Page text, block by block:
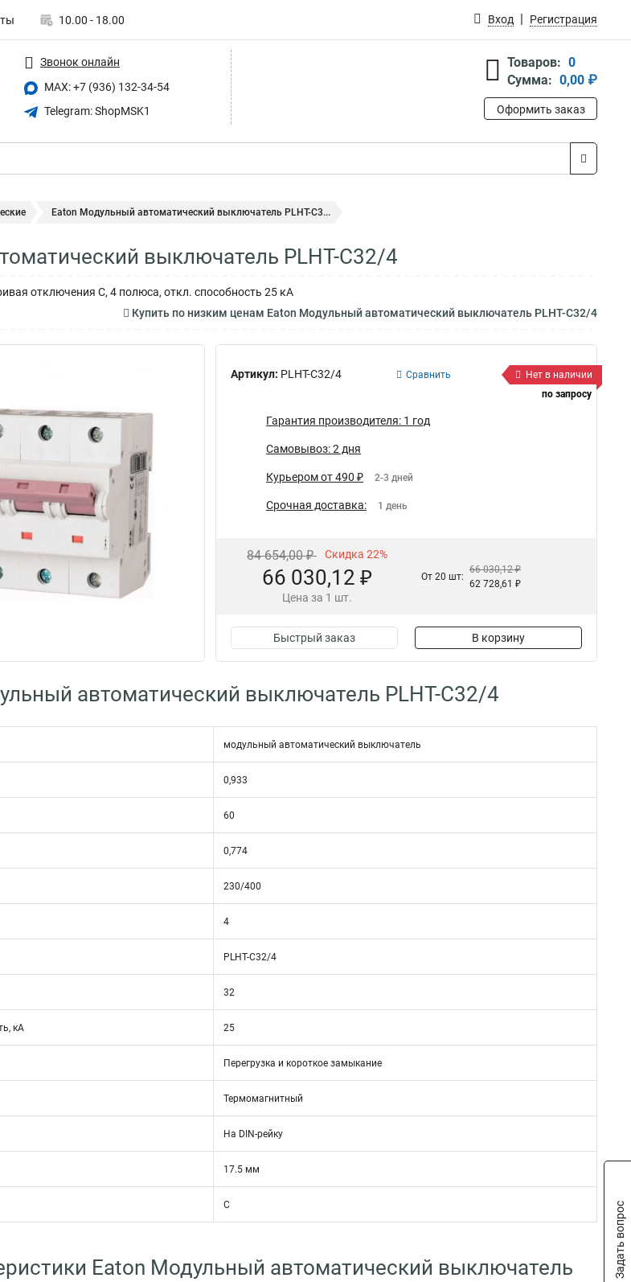
10.00 - 18.00 Вход Регистрация
Звонок онлайн
MAX: +7 (936) 132-34-54
Telegram: ShopMSK1
Товаров: 0
Сумма: 0,00 ₽
Оформить заказ
Eaton Модульный автоматический выключатель PLHT-C3...
выключатель PLHT-C32/4
отключения С, 4 полюса, откл. способность 25 кА
Купить по низким ценам Eaton Модульный автоматический выключатель PLHT-C32/4
Артикул: PLHT-C32/4 Сравнить
Нет в наличии
по запросу
Гарантия производителя: 1 год
Самовывоз: 2 дня
Курьером от 490 ₽ 2-3 дней
Срочная доставка: 1 день
84 654,00 ₽ Скидка 22%
66 030,12 ₽
Цена за 1 шт.
От 20 шт:
66 030,12 ₽
62 728,61 ₽
Быстрый заказ В корзину
автоматический выключатель PLHT-C32/4
модульный автоматический выключатель
0,933
60
0,774
230/400
4
PLHT-C32/4
32
кА 25
Перегрузка и короткое замыкание
Термомагнитный
На DIN-рейку
17.5 мм
C
Eaton Модульный автоматический выключатель
Задать вопрос